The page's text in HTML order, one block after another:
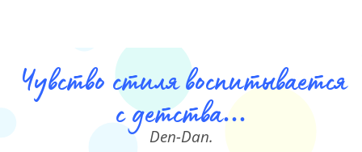
Чувство стиля воспитывается
с детства...
Den-Dan.